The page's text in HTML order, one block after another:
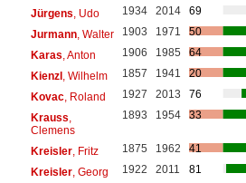
Jürgens , Udo 1934 2014
69
Jurmann, Walter 1903 1971
50
Karas , Anton 1906 1985
64
Kienzl, Wilhelm 1857 1941
20
Kovac, Roland 1927 2013
76
Krauss
Clemens
1893 1954 33
Kreisler, Fritz 1875 1962
41
Kreisler, Georg 1922 2011
81